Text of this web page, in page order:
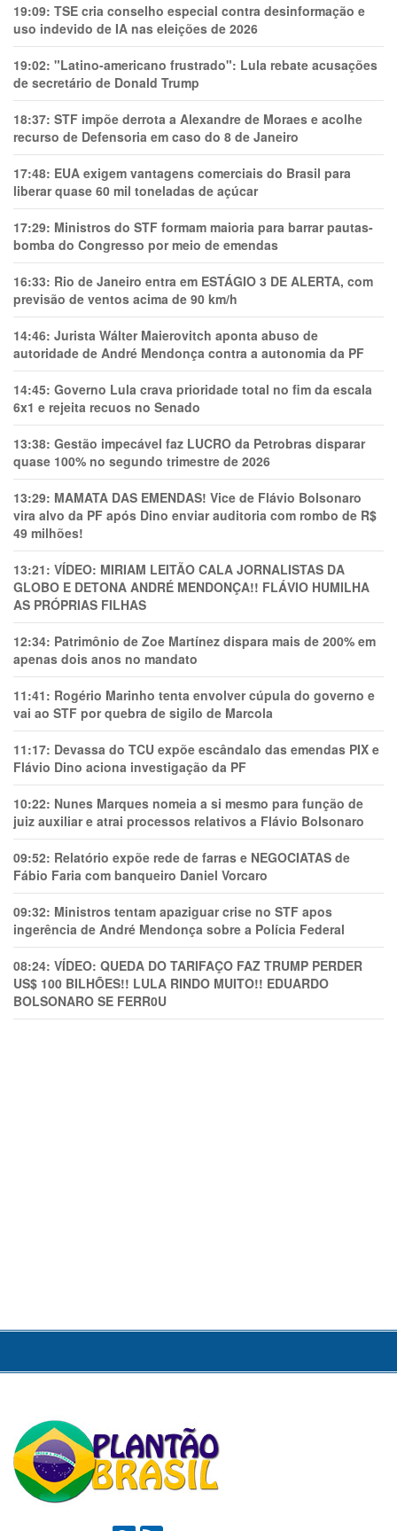
19:09: TSE cria conselho especial contra desinformação e
uso indevido de IA nas eleições de 2026
19:02: "Latino-americano frustrado": Lula rebate acusações
de secretário de Donald Trump
18:37: STF impõe derrota a Alexandre de Moraes e acolhe
recurso de Defensoria em caso do 8 de Janeiro
17:48: EUA exigem vantagens comerciais do Brasil para
liberar quase 60 mil toneladas de açúcar
17:29: Ministros do STF formam maioria para barrar pautas-
bomba do Congresso por meio de emendas
16:33: Rio de Janeiro entra em ESTÁGIO 3 DE ALERTA, com
previsão de ventos acima de 90 km/h
14:46: Jurista Wálter Maierovitch aponta abuso de
autoridade de André Mendonça contra a autonomia da PF
14:45: Governo Lula crava prioridade total no fim da escala
6x1 e rejeita recuos no Senado
13:38: Gestão impecável faz LUCRO da Petrobras disparar
quase 100% no segundo trimestre de 2026
13:29: MAMATA DAS EMENDAS! Vice de Flávio Bolsonaro
vira alvo da PF após Dino enviar auditoria com rombo de R$
49 milhões!
13:21: VÍDEO: MIRIAM LEITÃO CALA JORNALISTAS DA
GLOBO E DETONA ANDRÉ MENDONÇA!! FLÁVIO HUMILHA
AS PRÓPRIAS FILHAS
12:34: Patrimônio de Zoe Martínez dispara mais de 200% em
apenas dois anos no mandato
11:41: Rogério Marinho tenta envolver cúpula do governo e
vai ao STF por quebra de sigilo de Marcola
11:17: Devassa do TCU expõe escândalo das emendas PIX e
Flávio Dino aciona investigação da PF
10:22: Nunes Marques nomeia a si mesmo para função de
juiz auxiliar e atrai processos relativos a Flávio Bolsonaro
09:52: Relatório expõe rede de farras e NEGOCIATAS de
Fábio Faria com banqueiro Daniel Vorcaro
09:32: Ministros tentam apaziguar crise no STF apos
ingerência de André Mendonça sobre a Polícia Federal
08:24: VÍDEO: QUEDA DO TARIFAÇO FAZ TRUMP PERDER
US$ 100 BILHÕES!! LULA RINDO MUITO!! EDUARDO
BOLSONARO SE FERR0U